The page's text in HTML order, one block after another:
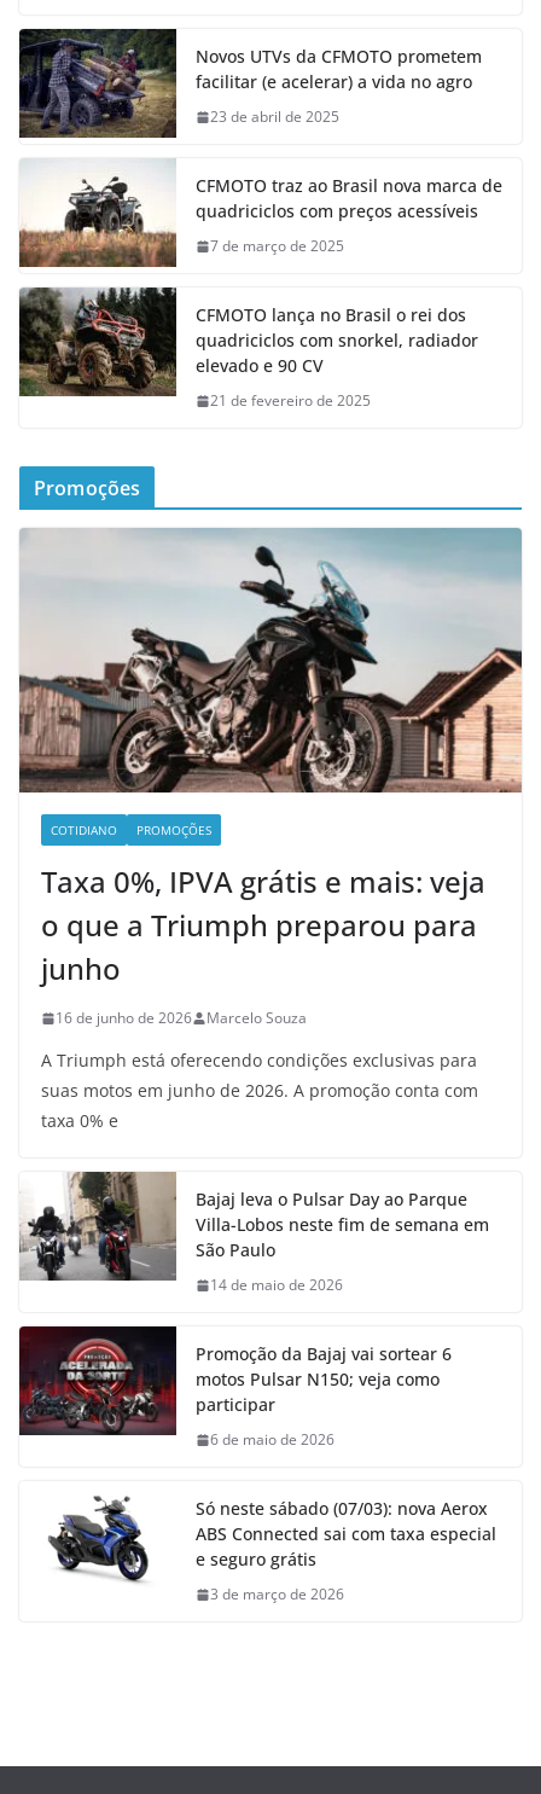
Novos UTVs da CFMOTO prometem
facilitar (e acelerar) a vida no agro
23 de abril de 2025
CFMOTO traz ao Brasil nova marca de
quadriciclos com preços acessíveis
7 de março de 2025
CFMOTO lança no Brasil o rei dos
quadriciclos com snorkel, radiador
elevado e 90 CV
21 de fevereiro de 2025
Promoções
COTIDIANO PROMOÇÕES
Taxa 0%, IPVA grátis e mais: veja
o que a Triumph preparou para
junho
16 de junho de 2026 Marcelo Souza
A Triumph está oferecendo condições exclusivas para
suas motos em junho de 2026. A promoção conta com
taxa 0% e
Bajaj leva o Pulsar Day ao Parque
Villa-Lobos neste fim de semana em
São Paulo
14 de maio de 2026
Promoção da Bajaj vai sortear 6
motos Pulsar N150; veja como
participar
6 de maio de 2026
Só neste sábado (07/03): nova Aerox
ABS Connected sai com taxa especial
e seguro grátis
3 de março de 2026